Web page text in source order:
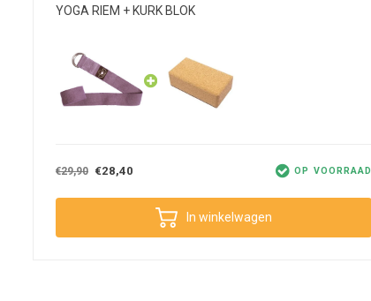
Goed om te weten
Een nieuwe houding uitproberen, kan zorgen voor intensieve
genieten van je yogamat en wil je deze niet te vaak
YOGA RIEM + KURK BLOK
€29,90 €28,40 OP VOORRAAD
In winkelwagen